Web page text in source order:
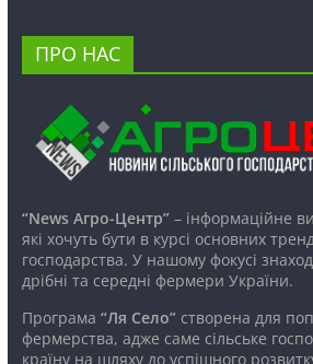
ПРО НАС
“News Агро-Центр”– інформаційне
які хочуть бути в курсі основних
господарства. У нашому фокусі
дрібні та середні фермери України.
Програма “Ля Село”створена для
фермерства, адже саме сільське
країну на шляху до успішного